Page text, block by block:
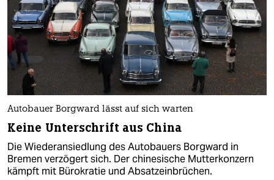
Autobauer Borgward lässt auf sich warten
Keine Unterschrift aus China
Die Wiederansiedlung des Autobauers Borgward in
Bremen verzögert sich. Der chinesische Mutterkonzern
kämpft mit Bürokratie und Absatzeinbrüchen.